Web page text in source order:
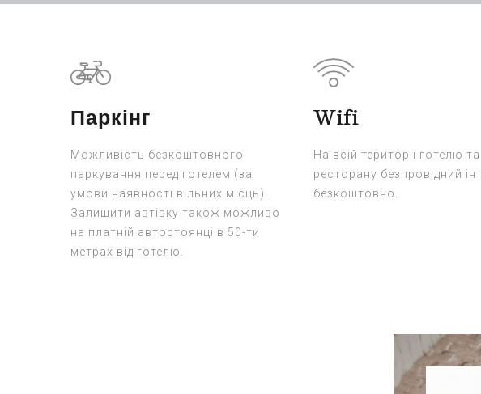
Паркінг
Можливість безкоштовного
паркування перед готелем (за
умови наявності вільних місць).
Залишити автівку також можливо
на платній автостоянці в 50-ти
метрах від готелю.
Wifi
На всій території готелю та
ресторану безпровідний
безкоштовно.